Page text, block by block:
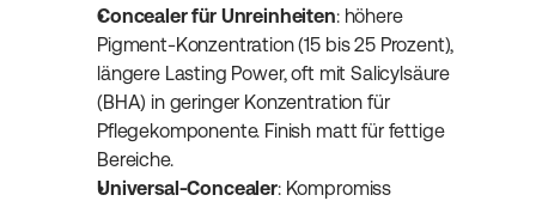
Concealer für Unreinheiten: höhere
Pigment-Konzentration (15 bis 25 Prozent),
längere Lasting Power, oft mit Salicylsäure
(BHA) in geringer Konzentration für
Pflegekomponente. Finish matt für fettige
Bereiche.
Universal-Concealer: Kompromiss